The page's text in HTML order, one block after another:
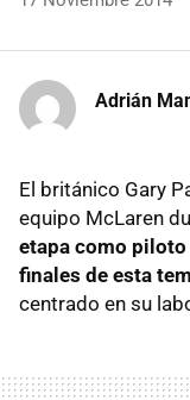
Adrián
El británico Gary
equipo McLaren
etapa como
finales de esta
centrado en su